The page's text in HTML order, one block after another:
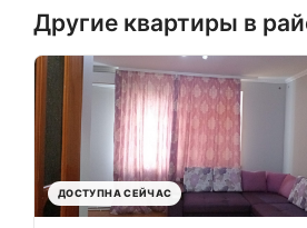
Другие квартиры в
ДОСТУПНА СЕЙЧАС